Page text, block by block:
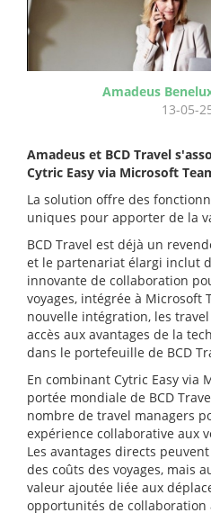
Amadeus
13-05-
Amadeus et BCD Travel
Cytric Easy via Microsoft
La solution offre des
uniques pour apporter de la
BCD Travel est déjà un
et le partenariat élargi inclut
innovante de collaboration
voyages, intégrée à Microsoft
nouvelle intégration, les
accès aux avantages de la
dans le portefeuille de BCD
En combinant Cytric Easy via
portée mondiale de BCD
nombre de travel managers
expérience collaborative aux
Les avantages directs
des coûts des voyages, mais
valeur ajoutée liée aux
opportunités de collaboration